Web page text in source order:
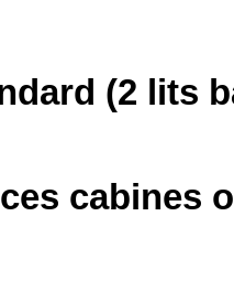
(2 lits
cabines